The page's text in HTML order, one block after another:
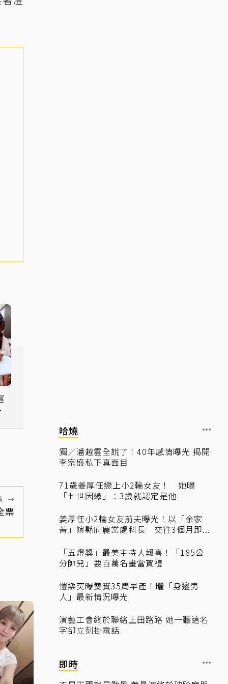
→
票
哈燒
獨／潘越雲全說了！40年感情曝光 揭開
李宗盛私下真面目
71歲姜厚任戀上小2輪女友！ 她曝
「七世因緣」：3歲就認定是他
姜厚任小2輪女友前夫曝光！以「余家
菁」嫁縣府農業處科長 交往3個月即...
「五燈獎」最美主持人報喜！「185公
分帥兒」要百萬名畫當賀禮
愷樂突曝雙寶35周早產！曬「身邊男
人」最新情況曝光
演藝工會終於聯絡上田路路 她一聽這名
字卻立刻掛電話
即時